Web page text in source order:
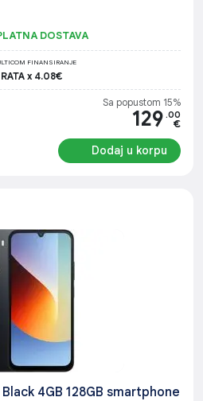
DOSTAVA
FINANSIRANJE
x 4.08€
Sa popustom 15%
129 .00
€
Dodaj u korpu
4GB 128GB smartphone